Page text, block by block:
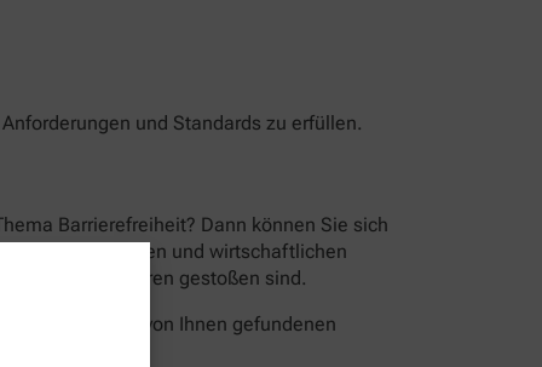
und Standards zu erfüllen.
Barrierefreiheit? Dann können Sie sich
der technischen und wirtschaftlichen
Sie auf Barrieren gestoßen sind.
Wege die von Ihnen gefundenen